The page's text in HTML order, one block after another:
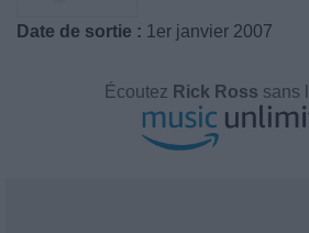
Date de sortie : 1er janvier 2007
Écoutez Rick Ross sans